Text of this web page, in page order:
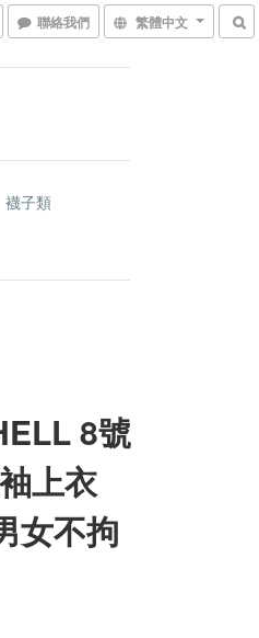
聯絡我們 繁體中文
襪子類
8號
上衣
女不拘